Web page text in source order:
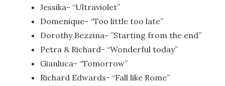
Jessika- “Ultraviolet”
Domenique- “Too little too late”
Dorothy Bezzina- ”Starting from the end”
Petra & Richard- “Wonderful today”
Gianluca- “Tomorrow”
Richard Edwards- “Fall like Rome”